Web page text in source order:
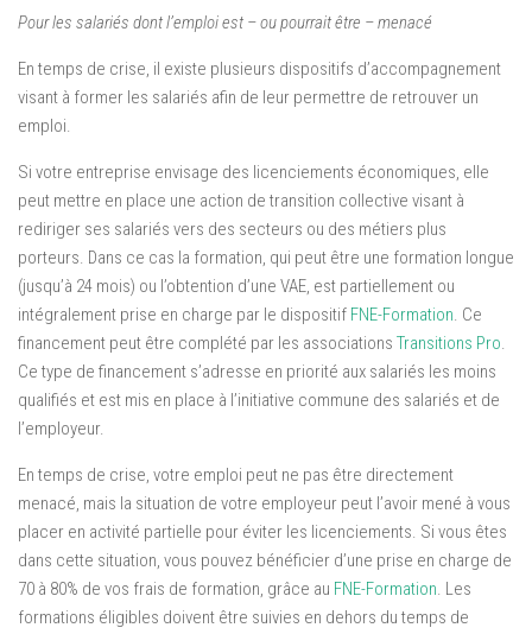
Pour les salariés dont l’emploi est – ou pourrait être – menacé
En temps de crise, il existe plusieurs dispositifs d’accompagnement
visant à former les salariés afin de leur permettre de retrouver un
emploi.
Si votre entreprise envisage des licenciements économiques, elle
peut mettre en place une action de transition collective visant à
rediriger ses salariés vers des secteurs ou des métiers plus
porteurs. Dans ce cas la formation, qui peut être une formation longue
(jusqu’à 24 mois) ou l’obtention d’une VAE, est partiellement ou
intégralement prise en charge par le dispositif FNE-Formation. Ce
financement peut être complété par les associations Transitions Pro.
Ce type de financement s’adresse en priorité aux salariés les moins
qualifiés et est mis en place à l’initiative commune des salariés et de
l’employeur.
En temps de crise, votre emploi peut ne pas être directement
menacé, mais la situation de votre employeur peut l’avoir mené à vous
placer en activité partielle pour éviter les licenciements. Si vous êtes
dans cette situation, vous pouvez bénéficier d’une prise en charge de
70 à 80% de vos frais de formation, grâce au FNE-Formation. Les
formations éligibles doivent être suivies en dehors du temps de